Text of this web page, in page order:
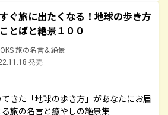
ぐ旅に出たくなる！地球の歩き方
とばと絶景１００
旅の名言＆絶景
発売
きた「地球の歩き方」があなたにお届
旅の名言と癒やしの絶景集